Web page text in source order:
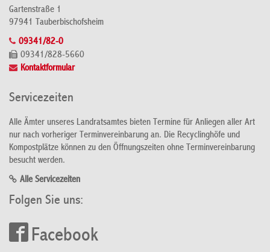
Gartenstraße 1
97941 Tauberbischofsheim
09341/82-0
09341/828-5660
Kontaktformular
Servicezeiten
Alle Ämter unseres Landratsamtes bieten Termine für Anliegen aller Art
nur nach vorheriger Terminvereinbarung an. Die Recyclinghöfe und
Kompostplätze können zu den Öffnungszeiten ohne Terminvereinbarung
besucht werden.
Alle Servicezeiten
Folgen Sie uns:
Facebook